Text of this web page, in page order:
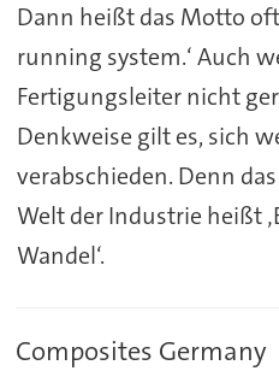
Dann heißt das Motto
running system.‘ Auch
Fertigungsleiter nicht
Denkweise gilt es, sich
verabschieden. Denn
Welt der Industrie heißt
Wandel‘.
Composites Germany